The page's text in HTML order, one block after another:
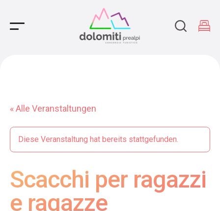
Main Navigation
« Alle Veranstaltungen
Diese Veranstaltung hat bereits stattgefunden.
Scacchi per ragazzi
e ragazze